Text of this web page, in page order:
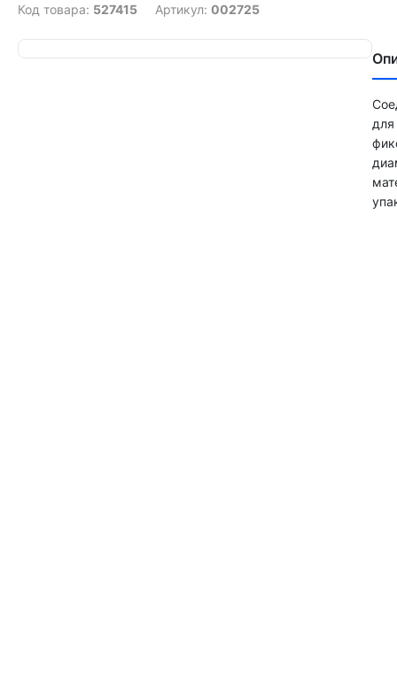
Код товара: 527415 Артикул: 002725